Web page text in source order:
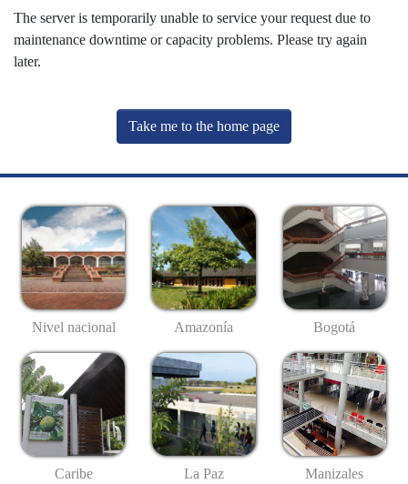
The server is temporarily unable to service your request due to
maintenance downtime or capacity problems. Please try again
later.
Take me to the home page
Nivel nacional Amazonía Bogotá
Caribe La Paz Manizales